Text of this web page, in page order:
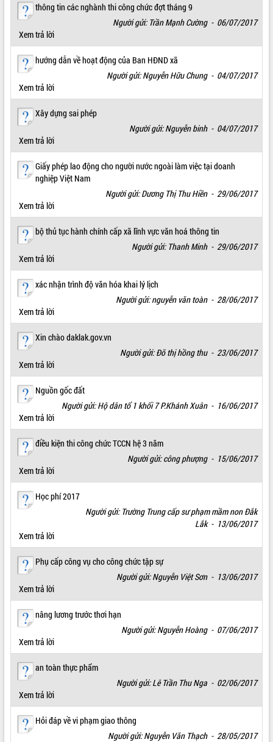
Hội nghị UBND tỉnh Đắk Lắk thường kỳ
tháng 7/2026
Lễ truy tặng danh hiệu “Bà Mẹ Việt
Nam Anh hùng” và trao Huân chương
Lao động
UBND tỉnh Đắk Lắk triển khai nhiệm
vụ 6 tháng cuối năm 2026
tỉnh khóa XI quyết nghị nhiều nội dung
quan trọng
Bí thư Tỉnh ủy Lương Nguyễn Minh
Triết thăm, tặng quà người có công với
cách mạng
Rà soát, hoàn thiện hệ thống thiết chế
văn hóa, thể thao đáp ứng yêu cầu
phát triển mới
mặt Đoàn chuyên gia y tế TP. Hồ Chí
Minh
Lễ truy điệu và an táng hài cốt liệt sĩ
tại Nghĩa trang Liệt sĩ xã Sơn Hòa
Bàn giải pháp tháo gỡ khó khăn trong
xuất khẩu sầu riêng và triển khai quy
định EUDR
trường Nguyễn Hoàng Hiệp khảo sát
vùng trồng và doanh nghiệp đóng gói
sầu riêng tại Đắk Lắk
món ăn từ sầu riêng
Đắk Lắk công bố Quy hoạch và xúc
tiến đầu tư tỉnh
Ngành cá ngừ Đắk Lắk chủ động thích
ứng để giữ vững thị trường xuất khẩu
Diễn đàn Kinh tế tư nhân Việt Nam đột
phá cơ chế - Hợp tác công tư
Đề án 06 tạo bước ngoặt đột phá trong
cải cách hành chính tỉnh Đắk Lắk
Kết nối tour, đẩy mạnh chuyển đổi số
để phát triển du lịch Đắk Lắk
Khởi động Dự án Đầu tư xây dựng hạ
tầng kỹ thuật Cụm công nghiệp Tân
Gặp mặt các cơ quan báo chí nhân Kỷ
mạng Việt Nam
Đắk Lắk sơ kết 4 năm triển khai thực
hiện Đề án 06 của Chính phủ
Họp báo thông tin về Hội nghị Công bố
Quy hoạch và Xúc tiến đầu tư tỉnh Đắk
Khơi thông điểm nghẽn, đẩy nhanh
HĐND tỉnh thông qua điều chỉnh Quy
hoạch tỉnh thời kỳ 2021-2030
ALBUM ẢNH
thông tin các nghành thi công chức đợt tháng 9
Người gửi: Trần Mạnh Cường - 06/07/2017
Xem trả lời
hướng dẫn về hoạt động của Ban HĐND xã
Người gửi: Nguyễn Hữu Chung - 04/07/2017
Xem trả lời
Xây dựng sai phép
Người gửi: Nguyễn binh - 04/07/2017
Xem trả lời
Giấy phép lao động cho người nước ngoài làm việc tại doanh
nghiệp Việt Nam
Người gửi: Dương Thị Thu Hiền - 29/06/2017
Xem trả lời
bộ thủ tục hành chính cấp xã lĩnh vực văn hoá thông tin
Người gửi: Thanh Minh - 29/06/2017
Xem trả lời
xác nhận trình độ văn hóa khai lý lịch
Người gửi: nguyễn văn toàn - 28/06/2017
Xem trả lời
Xin chào daklak.gov.vn
Người gửi: Đõ thị hồng thu - 23/06/2017
Xem trả lời
Nguồn gốc đất
Người gửi: Hộ dân tổ 1 khối 7 P.Khánh Xuân - 16/06/2017
Xem trả lời
điều kiện thi công chức TCCN hệ 3 năm
Người gửi: công phượng - 15/06/2017
Xem trả lời
Học phí 2017
Người gửi: Trường Trung cấp sư phạm mầm non Đắk
Lắk - 13/06/2017
Xem trả lời
Phụ cấp công vụ cho công chức tập sự
Người gửi: Nguyễn Việt Sơn - 13/06/2017
Xem trả lời
nâng lương trước thơi hạn
Người gửi: Nguyễn Hoàng - 07/06/2017
Xem trả lời
an toàn thực phẩm
Người gửi: Lê Trần Thu Nga - 02/06/2017
Xem trả lời
Hỏi đáp về vi phạm giao thông
Người gửi: Nguyễn Văn Thạch - 28/05/2017